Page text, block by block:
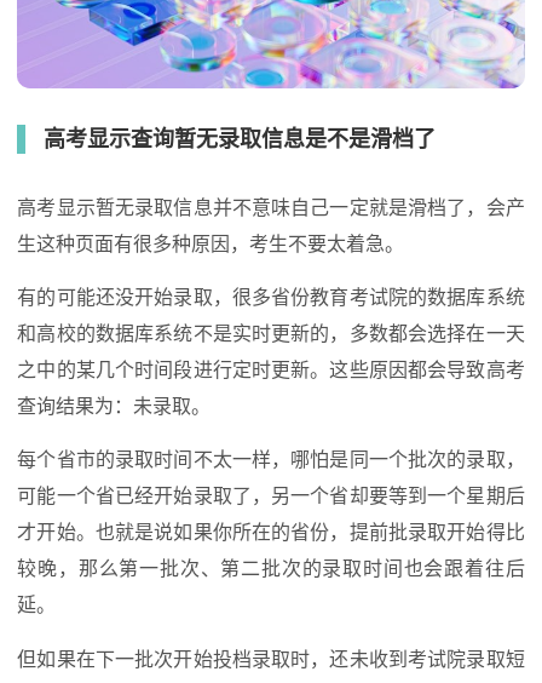
高考显示查询暂无录取信息是不是滑档了
高考显示暂无录取信息并不意味自己一定就是滑档了，会产
生这种页面有很多种原因，考生不要太着急。
有的可能还没开始录取，很多省份教育考试院的数据库系统
和高校的数据库系统不是实时更新的，多数都会选择在一天
之中的某几个时间段进行定时更新。这些原因都会导致高考
查询结果为：未录取。
每个省市的录取时间不太一样，哪怕是同一个批次的录取，
可能一个省已经开始录取了，另一个省却要等到一个星期后
才开始。也就是说如果你所在的省份，提前批录取开始得比
较晚，那么第一批次、第二批次的录取时间也会跟着往后
延。
但如果在下一批次开始投档录取时，还未收到考试院录取短